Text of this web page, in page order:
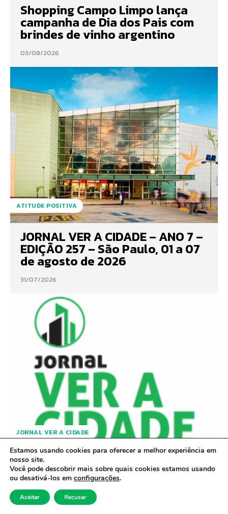
Shopping Campo Limpo lança
campanha de Dia dos Pais com
brindes de vinho argentino
03/08/2026
ATITUDE POSITIVA
JORNAL VER A CIDADE – ANO 7 –
EDIÇÃO 257 – São Paulo, 01 a 07
de agosto de 2026
31/07/2026
JORNAL VER A CIDADE
JORNAL UNICIDADE – ANO 4 –
EDIÇÃO 187 – São Paulo, 01 a 07
de agosto de 2026
31/07/2026
Estamos usando cookies para oferecer a melhor experiência em
nosso site.
Você pode descobrir mais sobre quais cookies estamos usando
ou desativá-los em configurações.
Aceitar Recusar